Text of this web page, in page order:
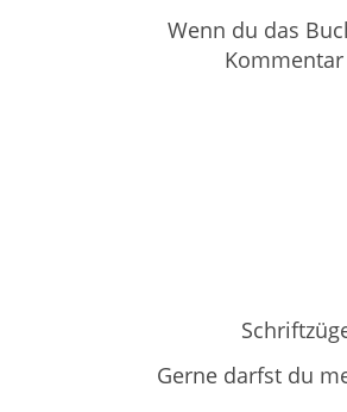
Wenn du das
Gerne darfst du